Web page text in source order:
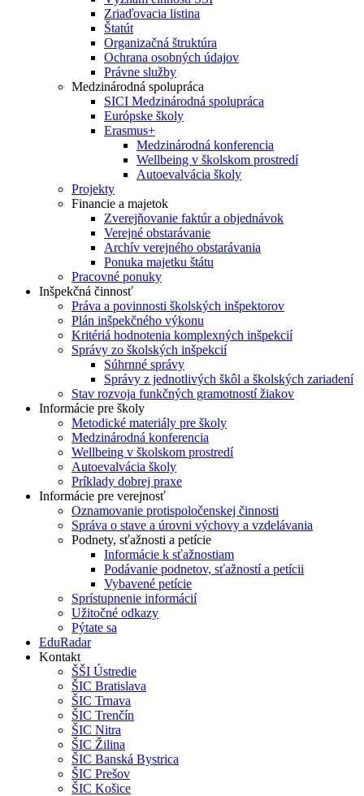
Zriaďovacia listina
Štatút
Organizačná štruktúra
Ochrana osobných údajov
Právne služby
Medzinárodná spolupráca
SICI Medzinárodná spolupráca
Európske školy
Erasmus+
Medzinárodná konferencia
Wellbeing v školskom prostredí
Autoevalvácia školy
Projekty
Financie a majetok
Zverejňovanie faktúr a objednávok
Verejné obstarávanie
Archív verejného obstarávania
Ponuka majetku štátu
Pracovné ponuky
Inšpekčná činnosť
Práva a povinnosti školských inšpektorov
Plán inšpekčného výkonu
Kritériá hodnotenia komplexných inšpekcií
Správy zo školských inšpekcií
Súhrnné správy
Správy z jednotlivých škôl a školských zariadení
Stav rozvoja funkčných gramotností žiakov
Informácie pre školy
Metodické materiály pre školy
Medzinárodná konferencia
Wellbeing v školskom prostredí
Autoevalvácia školy
Príklady dobrej praxe
Informácie pre verejnosť
Oznamovanie protispoločenskej činnosti
Správa o stave a úrovni výchovy a vzdelávania
Podnety, sťažnosti a petície
Informácie k sťažnostiam
Podávanie podnetov, sťažností a petícii
Vybavené petície
Sprístupnenie informácií
Užitočné odkazy
Pýtate sa
EduRadar
Kontakt
ŠŠI Ústredie
ŠIC Bratislava
ŠIC Trnava
ŠIC Trenčín
ŠIC Nitra
ŠIC Žilina
ŠIC Banská Bystrica
ŠIC Prešov
ŠIC Košice